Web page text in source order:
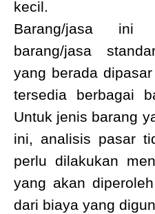
kecil.
Barang/jasa ini
barang/jasa
yang berada
tersedia berbagai
Untuk jenis barang
ini, analisis pasar
perlu dilakukan
yang akan
dari biaya yang